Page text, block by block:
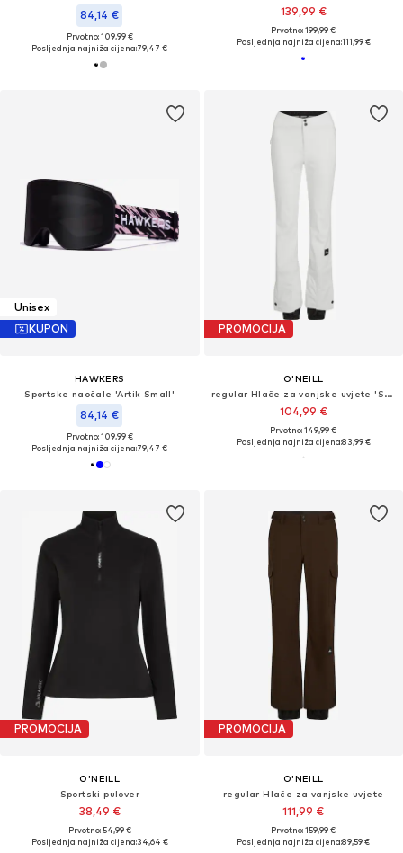
84,14 €
Prvotno: 109,99 €
Posljednja najniža cijena:79,47 €
139,99 €
Prvotno: 199,99 €
Posljednja najniža cijena:111,99 €
Unisex
KUPON
HAWKERS
Sportske naočale 'Artik Small'
84,14 €
Prvotno: 109,99 €
Posljednja najniža cijena:79,47 €
PROMOCIJA
O'NEILL
regular Hlače za vanjske uvjete 'Snow - Fwc'cruz'
104,99 €
Prvotno: 149,99 €
Posljednja najniža cijena:83,99 €
PROMOCIJA
O'NEILL
Sportski pulover
38,49 €
Prvotno: 54,99 €
Posljednja najniža cijena:34,64 €
PROMOCIJA
O'NEILL
regular Hlače za vanjske uvjete
111,99 €
Prvotno: 159,99 €
Posljednja najniža cijena:89,59 €